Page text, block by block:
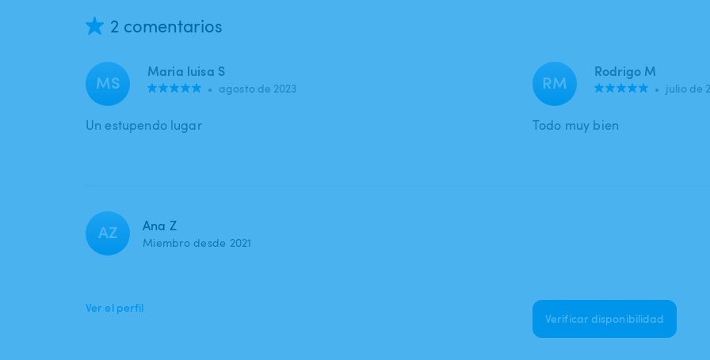
2 comentarios
MS Maria luisa S
• agosto de 2023
Un estupendo lugar
RM Rodrigo M
• julio de
Todo muy bien
AZ Ana Z
Miembro desde 2021
Ver el perfil
Verificar disponibilidad